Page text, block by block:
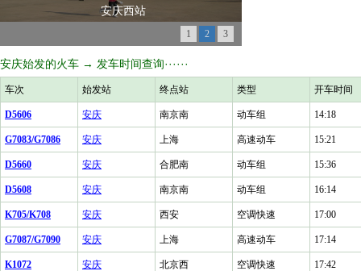
安庆西站
1 2 3
安庆始发的火车 → 发车时间查询······
车次 始发站 终点站 类型 开车时间
D5606 安庆 南京南 动车组 14:18
G7083/G7086 安庆 上海 高速动车 15:21
D5660 安庆 合肥南 动车组 15:36
D5608 安庆 南京南 动车组 16:14
K705/K708 安庆 西安 空调快速 17:00
G7087/G7090 安庆 上海 高速动车 17:14
K1072 安庆 北京西 空调快速 17:42